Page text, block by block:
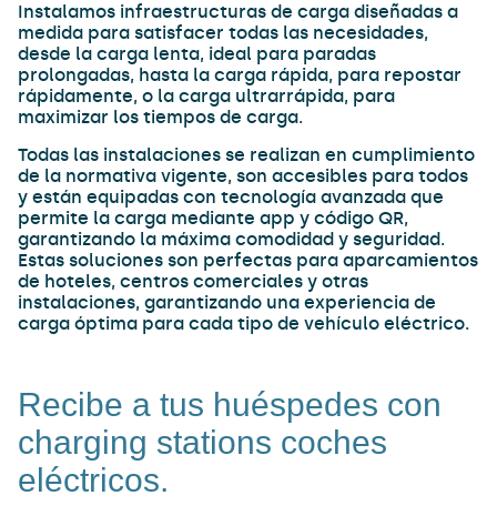
Instalamos infraestructuras de carga diseñadas a
medida para satisfacer todas las necesidades,
desde la carga lenta, ideal para paradas
prolongadas, hasta la carga rápida, para repostar
rápidamente, o la carga ultrarrápida, para
maximizar los tiempos de carga.
Todas las instalaciones se realizan en cumplimiento
de la normativa vigente, son accesibles para todos
y están equipadas con tecnología avanzada que
permite la carga mediante app y código QR,
garantizando la máxima comodidad y seguridad.
Estas soluciones son perfectas para aparcamientos
de hoteles, centros comerciales y otras
instalaciones, garantizando una experiencia de
carga óptima para cada tipo de vehículo eléctrico.
Recibe a tus huéspedes con
charging stations coches
eléctricos.